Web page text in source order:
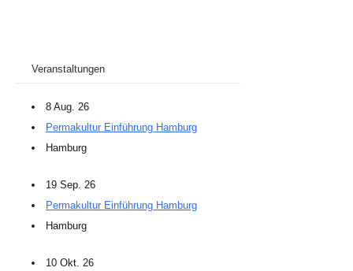
Veranstaltungen
8 Aug. 26
Permakultur Einführung Hamburg
Hamburg
19 Sep. 26
Permakultur Einführung Hamburg
Hamburg
10 Okt. 26